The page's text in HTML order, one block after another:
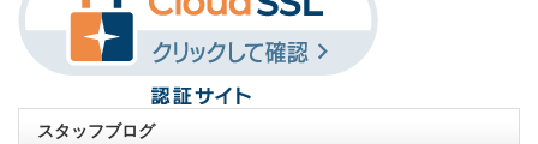
スタッフブログ